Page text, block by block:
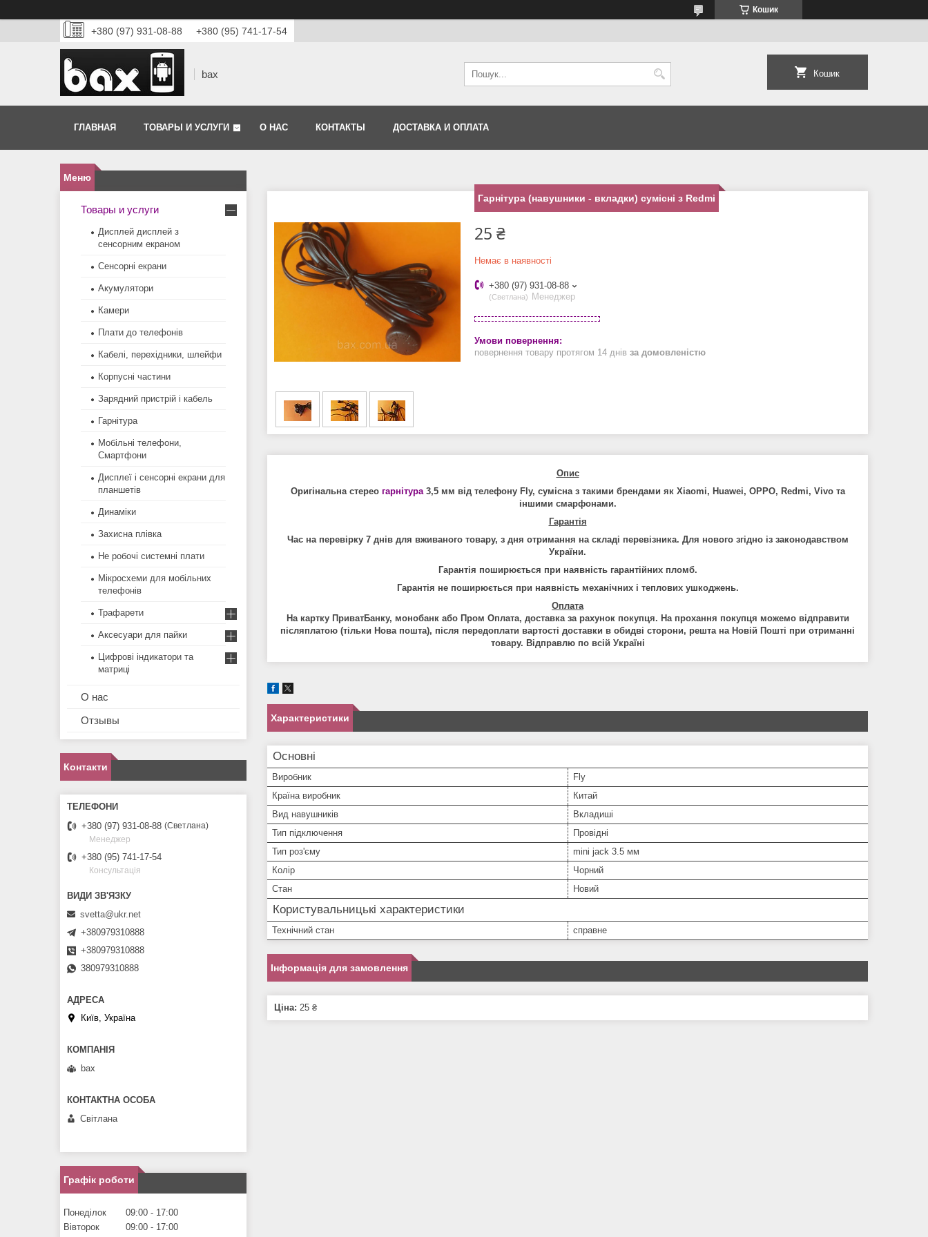
Кошик
+380 (97) 931-08-88 +380 (95) 741-17-54
bax Кошик
ГЛАВНАЯ ТОВАРЫ И УСЛУГИ О НАС КОНТАКТЫ ДОСТАВКА И ОПЛАТА
Гарнітура (навушники - вкладки) сумісні з Redmi
25 ₴
Немає в наявності
+380 (97) 931-08-88
Светлана Менеджер
повернення товару протягом 14 днів за домовленістю
Опис
Оригінальна стерео гарнітура3,5 мм від телефону Fly, сумісна з такими брендами як Xiaomi, Huawei, OPPO, Redmi, Vivo та
іншими смарфонами.
Гарантія
Час на перевірку7 днів для вживаного товару, з дня отримання на складі перевізника. Для нового згідно із законодавством
України.
Гарантія поширюється при наявність гарантійних пломб.
Гарантія не поширюється при наявність механічних і теплових ушкоджень.
Оплата
На картку ПриватБанку, монобанк або Пром Оплата, доставка за рахунок покупця. На прохання покупця можемо відправити
післяплатою (тільки Нова пошта), після передоплати вартості доставки в обидві сторони, решта на Новій Пошті при отриманні
товару. Відправлю по всій Україні
Характеристики
Основні
Виробник
Fly
Країна виробник
Китай
Вид навушників
Вкладиші
Тип підключення
Провідні
Тип роз'єму
mini jack 3.5 мм
Колір
Чорний
Стан
Новий
Користувальницькі характеристики
Технічний стан справне
Інформація для замовлення
Ціна: 25 ₴
Товары и услуги
Дисплей дисплей з
сенсорним екраном
Сенсорні екрани
Акумулятори
Камери
Плати до телефонів
Кабелі, перехідники, шлейфи
Корпусні частини
Зарядний пристрій і кабель
Гарнітура
Мобільні телефони,
Смартфони
Дисплеї і сенсорні екрани для
планшетів
Динаміки
Захисна плівка
Не робочі системні плати
Мікросхеми для мобільних
телефонів
Трафарети
Аксесуари для пайки
Цифрові індикатори та
матриці
О нас
Отзывы
Контакти
+380 (97) 931-08-88 Светлана
Менеджер
+380 (95) 741-17-54
Консультація
svetta@ukr.net
+380979310888
+380979310888
380979310888
Київ, Україна
bax
Світлана
Графік роботи
Понеділок 09:00
17:00
Вівторок
09:00
17:00